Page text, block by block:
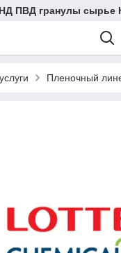
ПВД гранулы сырье
Пленочный